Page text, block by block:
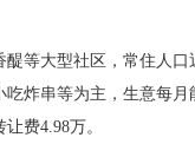
等大型社区，常住人口
吃炸串等为主，生意每
费4.98万。